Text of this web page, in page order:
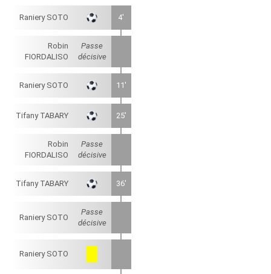
Raniery SOTO 4'
Robin
FIORDALISO
Passe
décisive
Raniery SOTO 11'
Tifany TABARY 25'
Robin
FIORDALISO
Passe
décisive
Tifany TABARY 36'
Raniery SOTO
Passe
décisive
Raniery SOTO